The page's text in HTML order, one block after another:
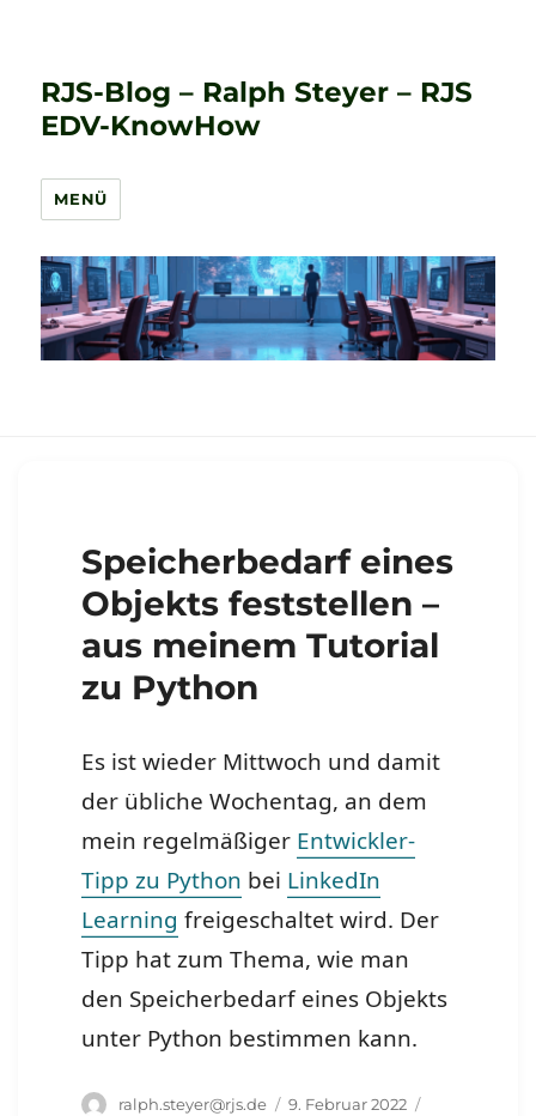
RJS-Blog – Ralph Steyer – RJS
EDV-KnowHow
MENÜ
Speicherbedarf eines
Objekts feststellen –
aus meinem Tutorial
zu Python
Es ist wieder Mittwoch und damit
der übliche Wochentag, an dem
mein regelmäßiger Entwickler-
Tipp zu Python bei LinkedIn
Learning freigeschaltet wird. Der
Tipp hat zum Thema, wie man
den Speicherbedarf eines Objekts
unter Python bestimmen kann.
Autor
ralph.steyer@rjs.de
Veröffentlicht
9. Februar 2022